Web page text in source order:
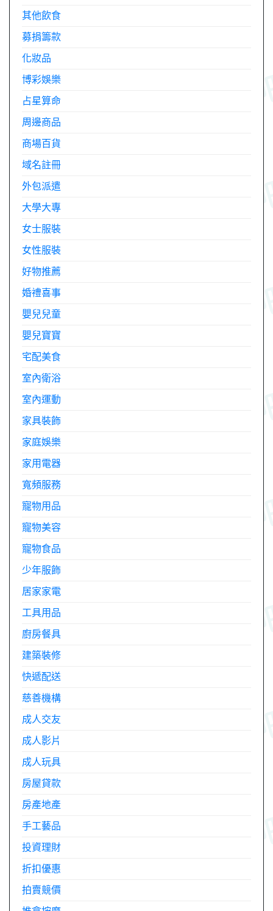
其他飲食
募捐籌款
化妝品
博彩娛樂
占星算命
周邊商品
商場百貨
域名註冊
外包派遣
大學大專
女士服裝
女性服裝
好物推薦
婚禮喜事
嬰兒兒童
嬰兒寶寶
宅配美食
室內衛浴
室內運動
家具裝飾
家庭娛樂
家用電器
寬頻服務
寵物用品
寵物美容
寵物食品
少年服飾
居家家電
工具用品
廚房餐具
建築裝修
快遞配送
慈善機構
成人交友
成人影片
成人玩具
房屋貸款
房產地產
手工藝品
投資理財
折扣優惠
拍賣競價